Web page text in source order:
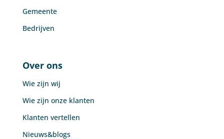
Gemeente
Bedrijven
Over ons
Wie zijn wij
Wie zijn onze klanten
Klanten vertellen
Nieuws&blogs